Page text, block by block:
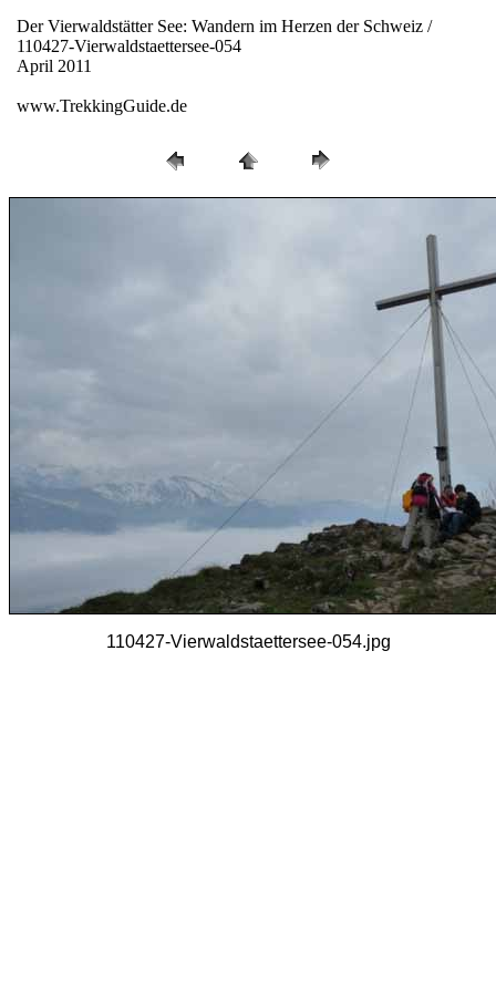
Der Vierwaldstätter See: Wandern im Herzen der Schweiz /
110427-Vierwaldstaettersee-054
April 2011
www.TrekkingGuide.de
110427-Vierwaldstaettersee-054.jpg